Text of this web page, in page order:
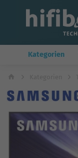
Kategorien